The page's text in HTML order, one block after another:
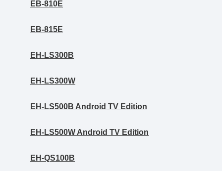
EB-810E
EB-815E
EH-LS300B
EH-LS300W
EH-LS500B Android TV Edition
EH-LS500W Android TV Edition
EH-QS100B